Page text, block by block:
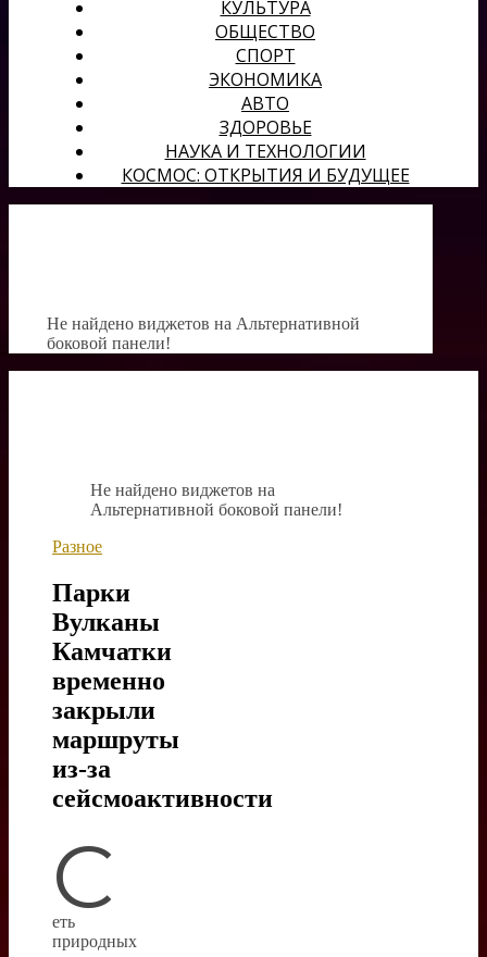
КУЛЬТУРА
ОБЩЕСТВО
СПОРТ
ЭКОНОМИКА
АВТО
ЗДОРОВЬЕ
НАУКА И ТЕХНОЛОГИИ
КОСМОС: ОТКРЫТИЯ И БУДУЩЕЕ
Не найдено виджетов на Альтернативной
боковой панели!
Не найдено виджетов на
Альтернативной боковой панели!
Разное
Парки
Вулканы
Камчатки
временно
закрыли
маршруты
из-за
сейсмоактивности
С
еть
природных